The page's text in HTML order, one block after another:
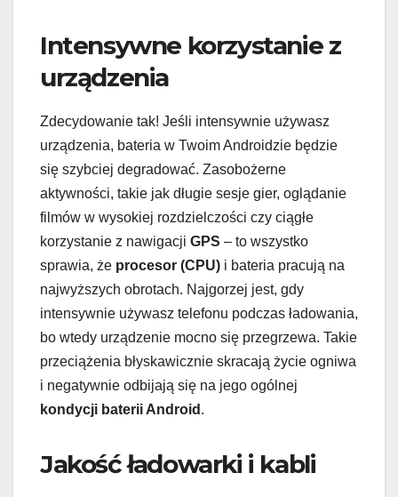
Intensywne korzystanie z
urządzenia
Zdecydowanie tak! Jeśli intensywnie używasz
urządzenia, bateria w Twoim Androidzie będzie
się szybciej degradować. Zasobożerne
aktywności, takie jak długie sesje gier, oglądanie
filmów w wysokiej rozdzielczości czy ciągłe
korzystanie z nawigacji GPS – to wszystko
sprawia, że procesor (CPU) i bateria pracują na
najwyższych obrotach. Najgorzej jest, gdy
intensywnie używasz telefonu podczas ładowania,
bo wtedy urządzenie mocno się przegrzewa. Takie
przeciążenia błyskawicznie skracają życie ogniwa
i negatywnie odbijają się na jego ogólnej
kondycji baterii Android .
Jakość ładowarki i kabli